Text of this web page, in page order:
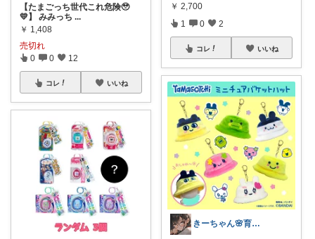
【たまごっち世代これ危険🥹
💛】 みみっち ...
￥ 1,408
売切れ
0 0 12
コレ いいね
￥ 2,700
1 0 2
コレ いいね
きーちゃん🌸育児グッズお纏め👶